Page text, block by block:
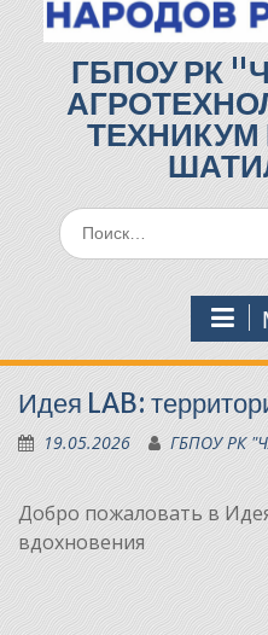
ГБПОУ РК
Поиск
по:
Идея LAB:
19.05.2026 ГБПОУ РК
Добро пожаловать в
вдохновения